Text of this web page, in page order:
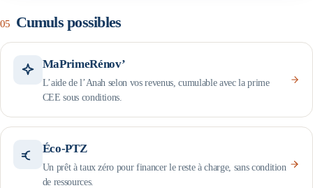
05 Cumuls possibles
MaPrimeRénov’
L’aide de l’Anah selon vos revenus, cumulable avec la prime
CEE sous conditions.
Éco-PTZ
Un prêt à taux zéro pour financer le reste à charge, sans condition
de ressources.